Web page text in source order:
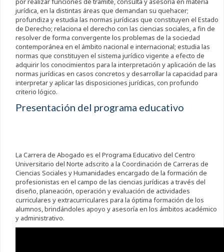
jurídica, en la distintas áreas que demandan su quehacer;
profundiza y estudia las normas jurídicas que constituyen el Estado
de Derecho; relaciona el derecho con las ciencias sociales, a fin de
resolver de forma convergente los problemas de la sociedad
contemporánea en el ámbito nacional e internacional; estudia las
normas que constituyen el sistema jurídico vigente a efecto de
adquirir los conocimientos para la interpretación y aplicación de las
normas jurídicas en casos concretos y desarrollar la capacidad para
interpretar y aplicar las disposiciones jurídicas, con profundo
criterio lógico.
Presentación del programa educativo
La Carrera de Abogado es el Programa Educativo del Centro
Universitario del Norte adscrito a la Coordinación de Carreras de
Ciencias Sociales y Humanidades encargado de la formación de
profesionistas en el campo de las ciencias jurídicas a través del
diseño, planeación, operación y evaluación de actividades
curriculares y extracurriculares para la óptima formación de los
alumnos, brindándoles apoyo y asesoría en los ámbitos académico
y administrativo.